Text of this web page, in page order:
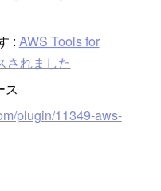
: AWS Tools for
されました
ス
plugin/11349-aws-